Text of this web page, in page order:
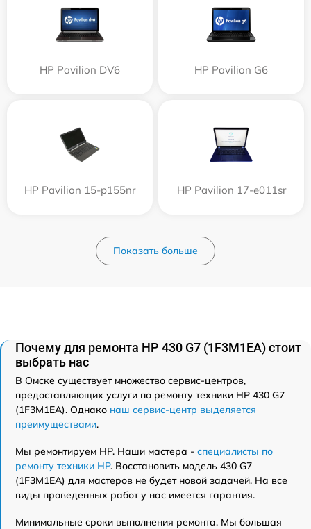
HP Pavilion DV6 HP Pavilion G6
HP Pavilion 15-p155nr HP Pavilion 17-e011sr
Показать больше
Почему для ремонта HP 430 G7 (1F3M1EA) стоит
выбрать нас
В Омске существует множество сервис-центров,
предоставляющих услуги по ремонту техники HP 430 G7
(1F3M1EA). Однако наш сервис-центр выделяется
преимуществами.
Мы ремонтируем HP. Наши мастера - специалисты по
ремонту техники HP. Восстановить модель 430 G7
(1F3M1EA) для мастеров не будет новой задачей. На все
виды проведенных работ у нас имеется гарантия.
Минимальные сроки выполнения ремонта. Мы большая